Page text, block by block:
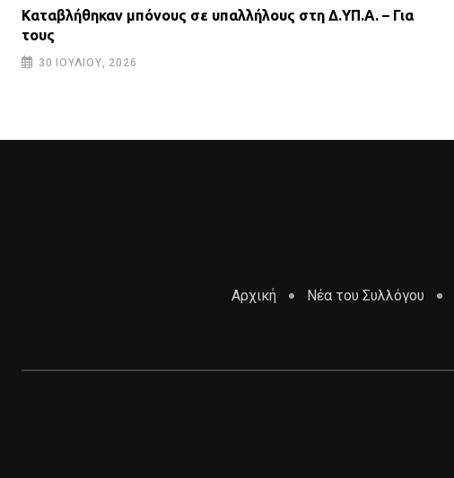
Καταβλήθηκαν μπόνους σε υπαλλήλους στη Δ.ΥΠ.Α. – Για
τους
30 ΙΟΥΛΊΟΥ, 2026
Αρχική Νέα του Συλλόγου